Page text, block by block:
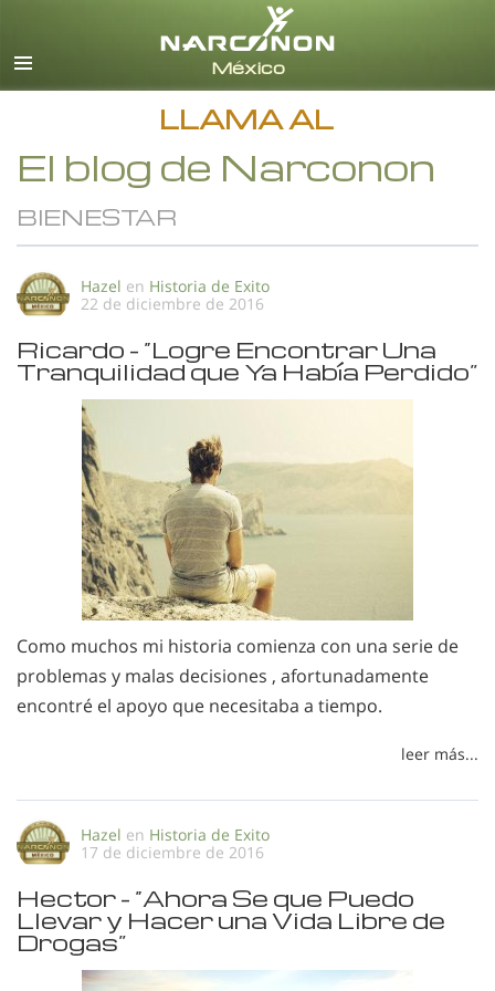
Español
Todas las Regiones/Idiomas
LLAMA AL
El blog de Narconon
BIENESTAR
Hazel en Historia de Exito
22 de diciembre de 2016
Ricardo - “Logre Encontrar Una
Tranquilidad que Ya Había Perdido”
Como muchos mi historia comienza con una serie de
problemas y malas decisiones , afortunadamente
encontré el apoyo que necesitaba a tiempo.
leer más...
Hazel en Historia de Exito
17 de diciembre de 2016
Hector - “Ahora Se que Puedo
Llevar y Hacer una Vida Libre de
Drogas”